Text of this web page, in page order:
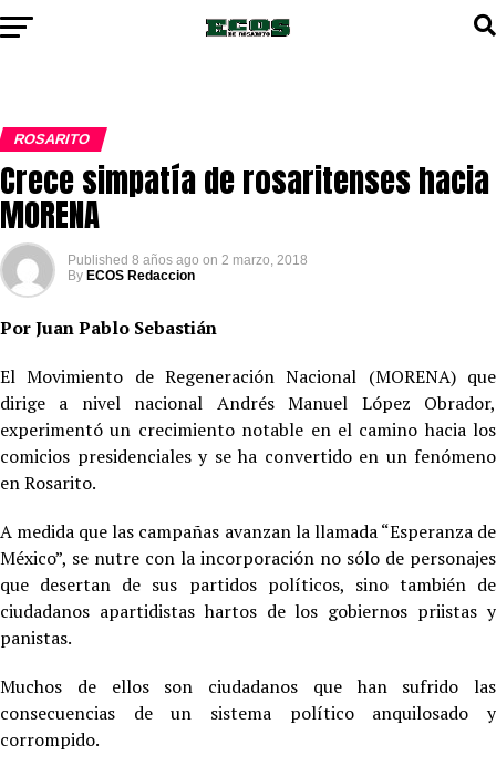
ROSARITO
Crece simpatía de rosaritenses hacia
MORENA
Published 8 años ago on 2 marzo, 2018
By ECOS Redaccion
Por Juan Pablo Sebastián
El Movimiento de Regeneración Nacional (MORENA) que
dirige a nivel nacional Andrés Manuel López Obrador,
experimentó un crecimiento notable en el camino hacia los
comicios presidenciales y se ha convertido en un fenómeno
en Rosarito.
A medida que las campañas avanzan la llamada “Esperanza de
México”, se nutre con la incorporación no sólo de personajes
que desertan de sus partidos políticos, sino también de
ciudadanos apartidistas hartos de los gobiernos priistas y
panistas.
Muchos de ellos son ciudadanos que han sufrido las
consecuencias de un sistema político anquilosado y
corrompido.